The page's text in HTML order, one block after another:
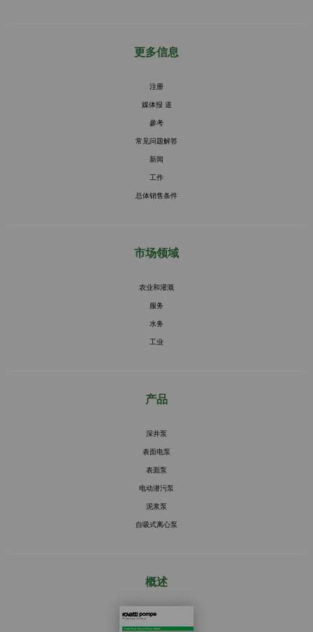
更多信息
注册
媒体报 道
參考
常见问题解答
新闻
工作
总体销售条件
市场领域
农业和灌溉
服务
水务
工业
产品
深井泵
表面电泵
表面泵
电动潜污泵
泥浆泵
自吸式离心泵
概述